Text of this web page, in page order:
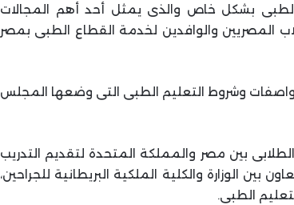
الطبى بشكل خاص والذى يمثل أحد أهم المجالات
المصريين والوافدين لخدمة القطاع الطبى بمصر
مواصفات وشروط التعليم الطبى التى وضعها المجلس
بين مصر والمملكة المتحدة لتقديم التدريب
الوزارة والكلية الملكية البريطانية للجراحين،
الطبى.